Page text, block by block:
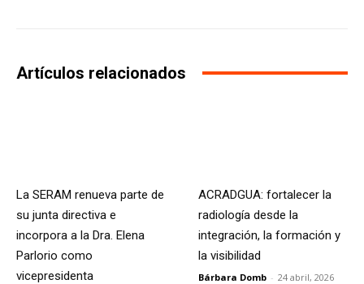
Artículos relacionados
La SERAM renueva parte de
su junta directiva e
incorpora a la Dra. Elena
Parlorio como
vicepresidenta
ACRADGUA: fortalecer la
radiología desde la
integración, la formación y
la visibilidad
Bárbara Domb - 24 abril, 2026